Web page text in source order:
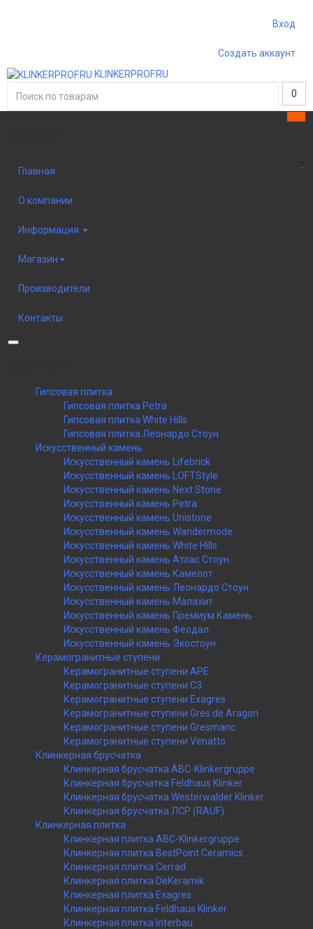
Вход
Создать аккаунт
KLINKERPROF.RU
0
×
Главная
О компании
Информация
Магазин
Производители
Контакты
Гипсовая плитка
Гипсовая плитка Petra
Гипсовая плитка White Hills
Гипсовая плитка Леонардо Стоун
Искусственный камень
Искусственный камень Lifebrick
Искусственный камень LOFTStyle
Искусственный камень Next Stone
Искусственный камень Petra
Искусственный камень Unistone
Искусственный камень Wandermode
Искусственный камень White Hills
Искусственный камень Атлас Стоун
Искусственный камень Камелот
Искусственный камень Леонардо Стоун
Искусственный камень Малахит
Искусственный камень Премиум Камень
Искусственный камень Феодал
Искусственный камень Экостоун
Керамогранитные ступени
Керамогранитные ступени APE
Керамогранитные ступени C3
Керамогранитные ступени Exagres
Керамогранитные ступени Gres de Aragon
Керамогранитные ступени Gresmanc
Керамогранитные ступени Venatto
Клинкерная брусчатка
Клинкерная брусчатка ABC-Klinkergruppe
Клинкерная брусчатка Feldhaus Klinker
Клинкерная брусчатка Westerwalder Klinker
Клинкерная брусчатка ЛСР (RAUF)
Клинкерная плитка
Клинкерная плитка ABC-Klinkergruppe
Клинкерная плитка BestPoint Ceramics
Клинкерная плитка Cerrad
Клинкерная плитка DeKeramik
Клинкерная плитка Exagres
Клинкерная плитка Feldhaus Klinker
Клинкерная плитка Interbau